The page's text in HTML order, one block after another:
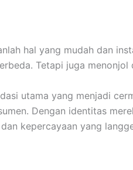
hal yang mudah dan
Tetapi juga
utama yang menjadi
Dengan identitas
kepercayaan yang